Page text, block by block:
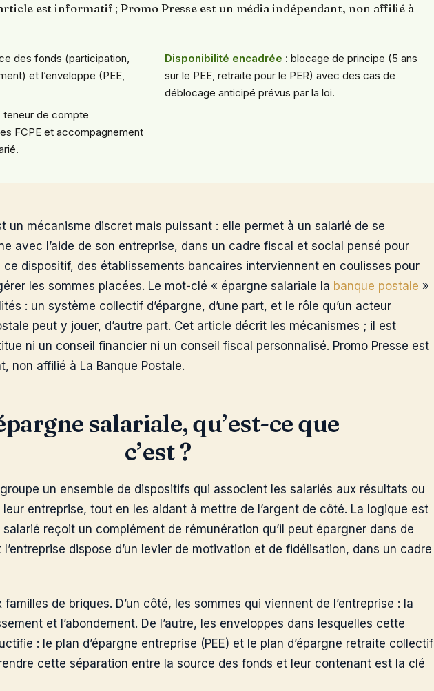
est informatif ; Promo Presse est un média indépendant, non affilié à
des fonds (participation,
et l’enveloppe (PEE,
teneur de compte
FCPE et accompagnement
Disponibilité encadrée : blocage de principe (5 ans
sur le PEE, retraite pour le PER) avec des cas de
déblocage anticipé prévus par la loi.
un mécanisme discret mais puissant : elle permet à un salarié de se
avec l’aide de son entreprise, dans un cadre fiscal et social pensé pour
ce dispositif, des établissements bancaires interviennent en coulisses pour
les sommes placées. Le mot-clé « épargne salariale la banque postale »
: un système collectif d’épargne, d’une part, et le rôle qu’un acteur
peut y jouer, d’autre part. Cet article décrit les mécanismes ; il est
ni un conseil financier ni un conseil fiscal personnalisé. Promo Presse est
non affilié à La Banque Postale.
salariale, qu’est-ce que
c’est ?
un ensemble de dispositifs qui associent les salariés aux résultats ou
entreprise, tout en les aidant à mettre de l’argent de côté. La logique est
reçoit un complément de rémunération qu’il peut épargner dans de
dispose d’un levier de motivation et de fidélisation, dans un cadre
de briques. D’un côté, les sommes qui viennent de l’entreprise : la
et l’abondement. De l’autre, les enveloppes dans lesquelles cette
: le plan d’épargne entreprise (PEE) et le plan d’épargne retraite collectif
cette séparation entre la source des fonds et leur contenant est la clé